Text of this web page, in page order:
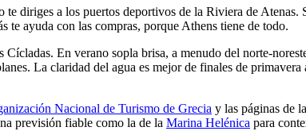
diriges a los puertos deportivos de la Riviera de
te ayuda con las compras, porque Athens tiene de todo.
En verano sopla brisa, a menudo del norte-
La claridad del agua es mejor de finales de
Nacional de Turismo de Grecia y las páginas de
previsión fiable como la de la Marina Helénica para